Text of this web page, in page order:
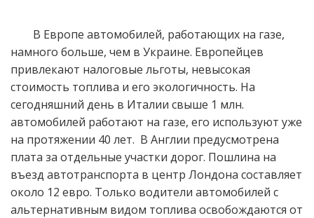
ПРАВИЛА ЭКСПЛУАТАЦИИ ГБО
ГАРАНТИЯ НА УСТАНОВКУ ГБО В НИКОЛАЕВЕ
В Европе автомобилей, работающих на газе,
намного больше, чем в Украине. Европейцев
привлекают налоговые льготы, невысокая
стоимость топлива и его экологичность. На
сегодняшний день в Италии свыше 1 млн.
автомобилей работают на газе, его используют уже
на протяжении 40 лет. В Англии предусмотрена
плата за отдельные участки дорог. Пошлина на
въезд автотранспорта в центр Лондона составляет
около 12 евро. Только водители автомобилей с
альтернативным видом топлива освобождаются от